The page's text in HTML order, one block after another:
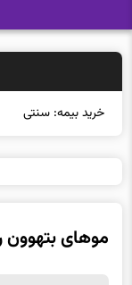
خرید بیمه: سنتی یا آنلا
موهای بتهوون